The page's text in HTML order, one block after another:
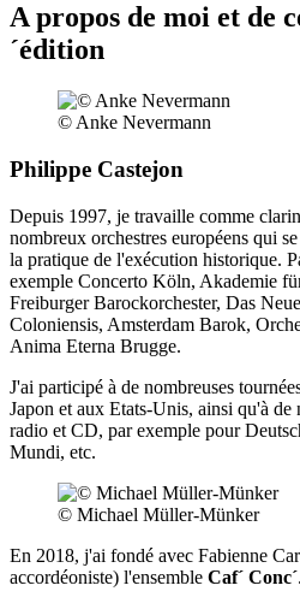
A propos de moi et de
´édition
© Anke Nevermann
Philippe Castejon
Depuis 1997, je travaille comme
nombreux orchestres européens qui
la pratique de l'exécution historique.
exemple Concerto Köln, Akademie
Freiburger Barockorchester, Das
Coloniensis, Amsterdam Barok,
Anima Eterna Brugge.
J'ai participé à de nombreuses
Japon et aux Etats-Unis, ainsi qu'à de
radio et CD, par exemple pour
Mundi, etc.
© Michael Müller-Münker
En 2018, j'ai fondé avec Fabienne
accordéoniste) l'ensemble Caf´ Conc´.